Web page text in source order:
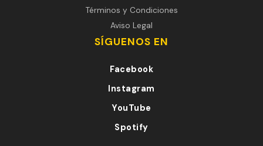
Términos y Condiciones
Aviso Legal
SÍGUENOS EN
Facebook
Instagram
YouTube
Spotify